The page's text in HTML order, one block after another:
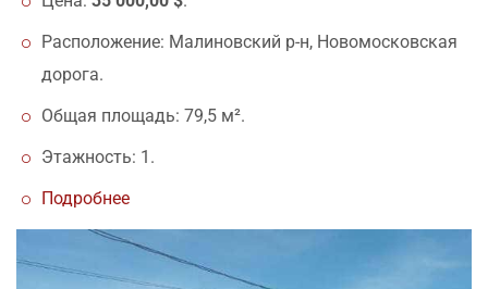
Расположение: Малиновский р-н, Новомосковская
дорога.
Общая площадь: 79,5 м².
Этажность: 1.
Подробнее